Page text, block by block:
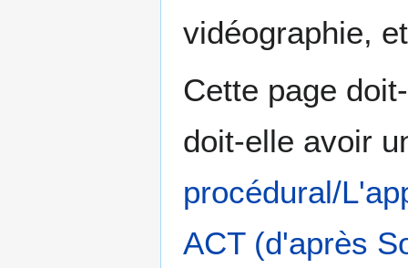
vidéographie,
Cette page
doit-elle avoir
procédural/
ACT (d'après